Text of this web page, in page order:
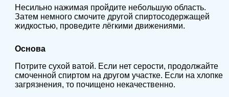
Несильно нажимая пройдите небольшую область.
Затем немного смочите другой спиртосодержащей
жидкостью, проведите лёгкими движениями.
Основа
Потрите сухой ватой. Если нет серости, продолжайте
смоченной спиртом на другом участке. Если на хлопке
загрязнения, то почищено некачественно.